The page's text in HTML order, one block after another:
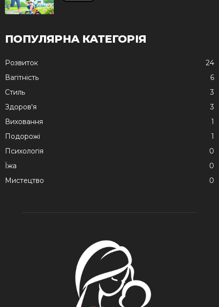
ПОПУЛЯРНА КАТЕГОРІЯ
Розвиток
24
Вагітність
6
Стиль
3
Здоров'я
3
Виховання
1
Подорожі
1
Психологія
0
Їжа
0
Мистецтво
0